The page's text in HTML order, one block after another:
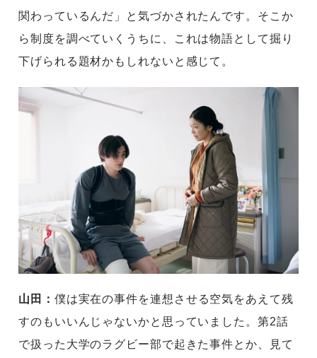
関わっているんだ」と気づかされたんです。そこか
ら制度を調べていくうちに、これは物語として掘り
下げられる題材かもしれないと感じて。
山田： 僕は実在の事件を連想させる空気をあえて残
すのもいいんじゃないかと思っていました。第2話
で扱った大学のラグビー部で起きた事件とか、見て